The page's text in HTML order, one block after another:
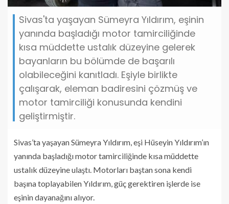
Sivas'ta yaşayan Sümeyra Yıldırım, eşinin
yanında başladığı motor tamirciliğinde
kısa müddette ustalık düzeyine gelerek
bayanların bu bölümde de başarılı
olabileceğini kanıtladı. Eşiyle birlikte
çalışarak, eleman badiresini çözmüş ve
motor tamirciliği konusunda kendini
geliştirmiştir.
Sivas’ta yaşayan Sümeyra Yıldırım, eşi Hüseyin Yıldırım’ın
yanında başladığı motor tamirciliğinde kısa müddette
ustalık düzeyine ulaştı. Motorları baştan sona kendi
başına toplayabilen Yıldırım, güç gerektiren işlerde ise
eşinin dayanağını alıyor.